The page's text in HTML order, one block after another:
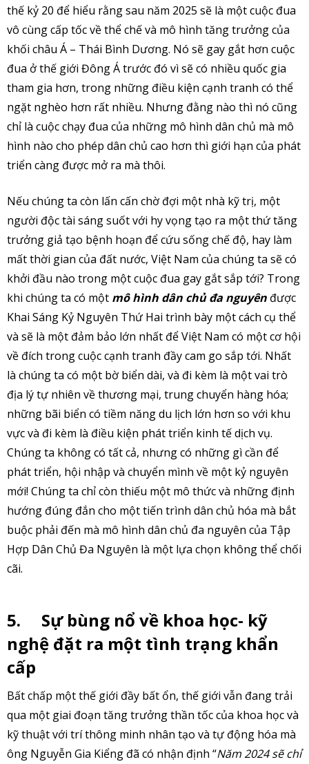
thế kỷ 20 để hiểu rằng sau năm 2025 sẽ là một cuộc đua
vô cùng cấp tốc về thể chế và mô hình tăng trưởng của
khối châu Á – Thái Bình Dương. Nó sẽ gay gắt hơn cuộc
đua ở thế giới Đông Á trước đó vì sẽ có nhiều quốc gia
tham gia hơn, trong những điều kiện cạnh tranh có thể
ngặt nghèo hơn rất nhiều. Nhưng đằng nào thì nó cũng
chỉ là cuộc chạy đua của những mô hình dân chủ mà mô
hình nào cho phép dân chủ cao hơn thì giới hạn của phát
triển càng được mở ra mà thôi.
Nếu chúng ta còn lấn cấn chờ đợi một nhà kỹ trị, một
người độc tài sáng suốt với hy vọng tạo ra một thứ tăng
trưởng giả tạo bệnh hoạn để cứu sống chế độ, hay làm
mất thời gian của đất nước, Việt Nam của chúng ta sẽ có
khởi đầu nào trong một cuộc đua gay gắt sắp tới? Trong
khi chúng ta có một mô hình dân chủ đa nguyên được
Khai Sáng Kỷ Nguyên Thứ Hai trình bày một cách cụ thể
và sẽ là một đảm bảo lớn nhất để Việt Nam có một cơ hội
về đích trong cuộc cạnh tranh đầy cam go sắp tới. Nhất
là chúng ta có một bờ biển dài, và đi kèm là một vai trò
địa lý tự nhiên về thương mại, trung chuyển hàng hóa;
những bãi biển có tiềm năng du lịch lớn hơn so với khu
vực và đi kèm là điều kiện phát triển kinh tế dịch vụ.
Chúng ta không có tất cả, nhưng có những gì cần để
phát triển, hội nhập và chuyển mình về một kỷ nguyên
mới! Chúng ta chỉ còn thiếu một mô thức và những định
hướng đúng đắn cho một tiến trình dân chủ hóa mà bắt
buộc phải đến mà mô hình dân chủ đa nguyên của Tập
Hợp Dân Chủ Đa Nguyên là một lựa chọn không thể chối
cãi.
5. Sự bùng nổ về khoa học- kỹ
nghệ đặt ra một tình trạng khẩn
cấp
Bất chấp một thế giới đầy bất ổn, thế giới vẫn đang trải
qua một giai đoạn tăng trưởng thần tốc của khoa học và
kỹ thuật với trí thông minh nhân tạo và tự động hóa mà
ông Nguyễn Gia Kiểng đã có nhận định “Năm 2024 sẽ chỉ